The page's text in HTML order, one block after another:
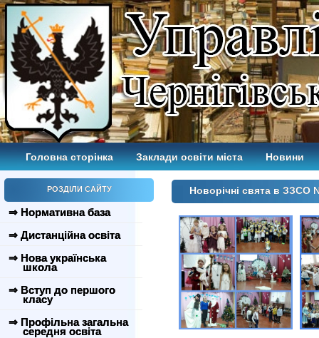
Головна сторінка Заклади освіти міста Новини
РОЗДІЛИ САЙТУ
⇒ Нормативна база
⇒ Дистанційна освіта
⇒ Нова українська
школа
⇒ Вступ до першого
класу
⇒ Профільна загальна
середня освіта
Новорічні свята в ЗЗСО